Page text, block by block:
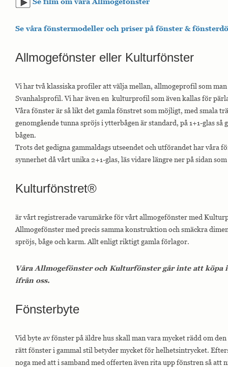
Se våra fönstermodeller och priser på fönster &
Allmogefönster eller Kulturfönster
Vi har två klassiska profiler att välja mellan, allmogeprofil som
Svanhalsprofil. Vi har även en kulturprofil som även kallas för
Våra fönster är så likt det gamla fönstret som möjligt, med smala
genomgående tunna spröjs i ytterbågen är standard, på 1+1-glas
bågen.
Trots det gedigna gammaldags utseendet och utförandet har våra
synnerhet då vårt unika 2+1-glas, läs vidare längre ner på sidan
Kulturfönstret®
är vårt registrerade varumärke för vårt allmogefönster med
Allmogefönster med precis samma konstruktion och smäckra
spröjs, båge och karm. Allt enligt riktigt gamla förlagor.
Våra Allmogefönster och Kulturfönster går inte att köpa
ifrån oss.
Fönsterbyte
Vid byte av fönster på äldre hus skall man vara mycket rädd om
rätt fönster i gammal stil betyder mycket för helhetsintrycket.
noga med att i samband med offerten även rita upp fönstren så